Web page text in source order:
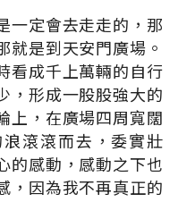
一定會去走走的，那
就是到天安門廣場。
看成千上萬輛的自行
，形成一股股強大的
上，在廣場四周寬闊
滾滾而去，委實壯
的感動，感動之下也
，因為我不再真正的